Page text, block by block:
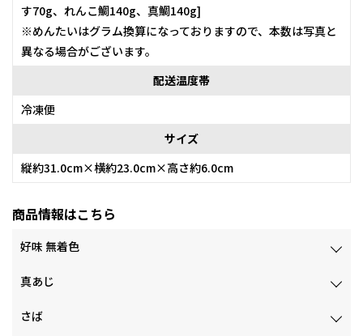
す70g、れんこ鯛140g、真鯛140g]
※めんたいはグラム換算になっておりますので、本数は写真と
異なる場合がございます。
配送温度帯
冷凍便
サイズ
縦約31.0cm×横約23.0cm×高さ約6.0cm
商品情報はこちら
好味 無着色
真あじ
さば